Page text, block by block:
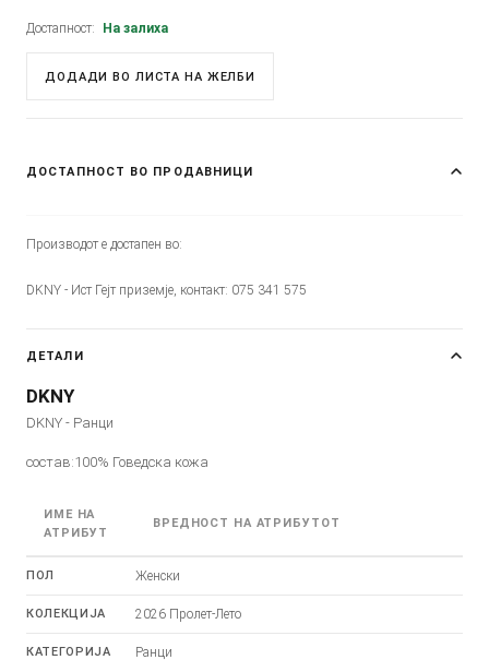
Достапност: На залиха
ДОДАДИ ВО ЛИСТА НА ЖЕЛБИ
ДОСТАПНОСТ ВО ПРОДАВНИЦИ
Производот е достапен во:
DKNY - Ист Гејт приземје, контакт: 075 341 575
ДЕТАЛИ
DKNY
DKNY - Ранци
состав:100% Говедска кожа
ИМЕ НА
АТРИБУТ
ВРЕДНОСТ НА АТРИБУТОТ
ПОЛ Женски
КОЛЕКЦИЈА 2026 Пролет-Лето
КАТЕГОРИЈА Ранци